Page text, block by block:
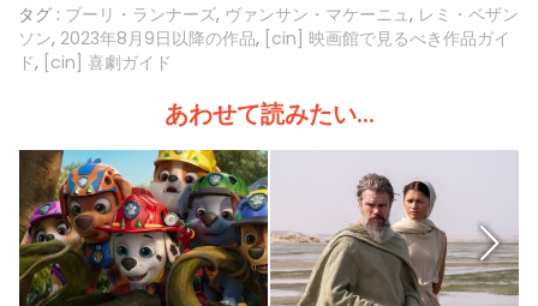
タグ : ブーリ・ランナーズ, ヴァンサン・マケーニュ, レミ・ベザン
ソン, 2023年8月9日以降の作品, [cin] 映画館で見るべき作品ガイ
ド, [cin] 喜劇ガイド
あわせて読みたい...